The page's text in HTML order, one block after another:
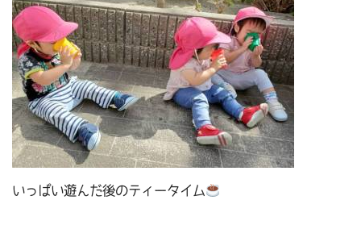
いっぱい遊んだ後のティータイム